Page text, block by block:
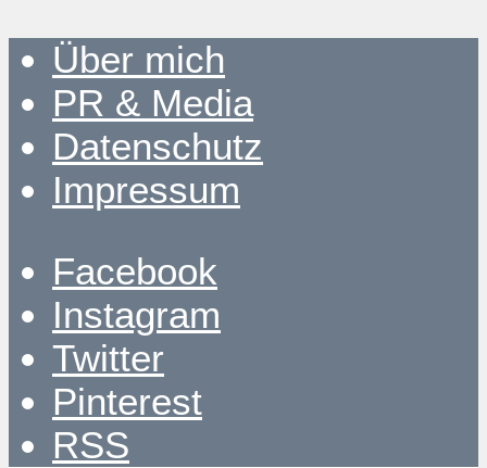
Über mich
PR & Media
Datenschutz
Impressum
Facebook
Instagram
Twitter
Pinterest
RSS